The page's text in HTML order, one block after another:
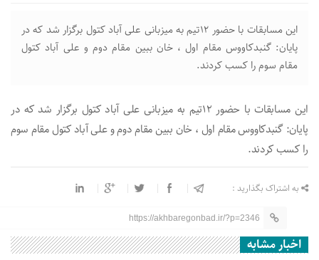
این مسابقات با حضور ۱۲تیم به میزبانی علی آباد کتول برگزار شد که در
پایان: گنبدکاووس مقام اول ، خان ببین مقام دوم و علی آباد کتول
مقام سوم را کسب کردند.
این مسابقات با حضور ۱۲تیم به میزبانی علی آباد کتول برگزار شد که در
پایان: گنبدکاووس مقام اول ، خان ببین مقام دوم و علی آباد کتول مقام سوم
را کسب کردند.
به اشتراک بگذارید :
https://akhbaregonbad.ir/?p=2346
اخبار مشابه